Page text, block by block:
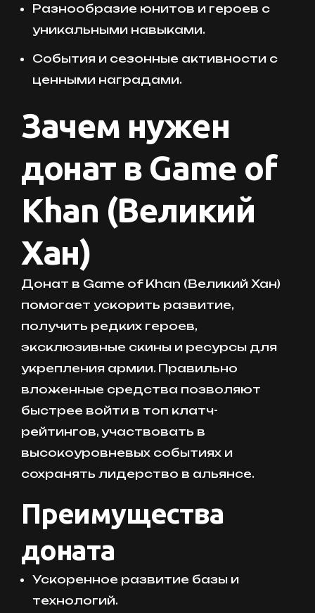
Разнообразие юнитов и героев с
уникальными навыками.
События и сезонные активности с
ценными наградами.
Зачем нужен
донат в Game of
Khan (Великий
Хан)
Донат в Game of Khan (Великий Хан)
помогает ускорить развитие,
получить редких героев,
эксклюзивные скины и ресурсы для
укрепления армии. Правильно
вложенные средства позволяют
быстрее войти в топ клатч-
рейтингов, участвовать в
высокоуровневых событиях и
сохранять лидерство в альянсе.
Преимущества
доната
Ускоренное развитие базы и
технологий.